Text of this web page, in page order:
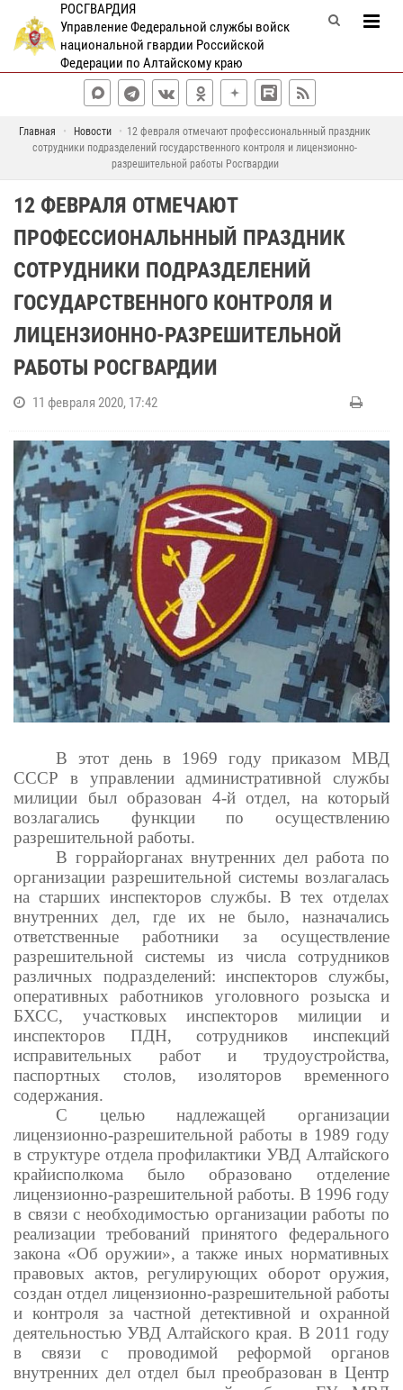
РОСГВАРДИЯ
Управление Федеральной службы войск
национальной гвардии Российской
Федерации по Алтайскому краю
Главная Новости
12 февраля отмечают профессиональнный праздник
сотрудники подразделений государственного контроля и лицензионно-
разрешительной работы Росгвардии
12 ФЕВРАЛЯ ОТМЕЧАЮТ
ПРОФЕССИОНАЛЬННЫЙ ПРАЗДНИК
СОТРУДНИКИ ПОДРАЗДЕЛЕНИЙ
ГОСУДАРСТВЕННОГО КОНТРОЛЯ И
ЛИЦЕНЗИОННО-РАЗРЕШИТЕЛЬНОЙ
РАБОТЫ РОСГВАРДИИ
11 февраля 2020, 17:42
В этот день в 1969 году приказом МВД
СССР в управлении административной службы
милиции был образован 4-й отдел, на который
возлагались функции по осуществлению
разрешительной работы.
В горрайорганах внутренних дел работа по
организации разрешительной системы возлагалась
на старших инспекторов службы. В тех отделах
внутренних дел, где их не было, назначались
ответственные работники за осуществление
разрешительной системы из числа сотрудников
различных подразделений: инспекторов службы,
оперативных работников уголовного розыска и
БХСС, участковых инспекторов милиции и
инспекторов ПДН, сотрудников инспекций
исправительных работ и трудоустройства,
паспортных столов, изоляторов временного
содержания.
С целью надлежащей организации
лицензионно-разрешительной работы в 1989 году
в структуре отдела профилактики УВД Алтайского
крайисполкома было образовано отделение
лицензионно-разрешительной работы. В 1996 году
в связи с необходимостью организации работы по
реализации требований принятого федерального
закона «Об оружии», а также иных нормативных
правовых актов, регулирующих оборот оружия,
создан отдел лицензионно-разрешительной работы
и контроля за частной детективной и охранной
деятельностью УВД Алтайского края. В 2011 году
в связи с проводимой реформой органов
внутренних дел отдел был преобразован в Центр